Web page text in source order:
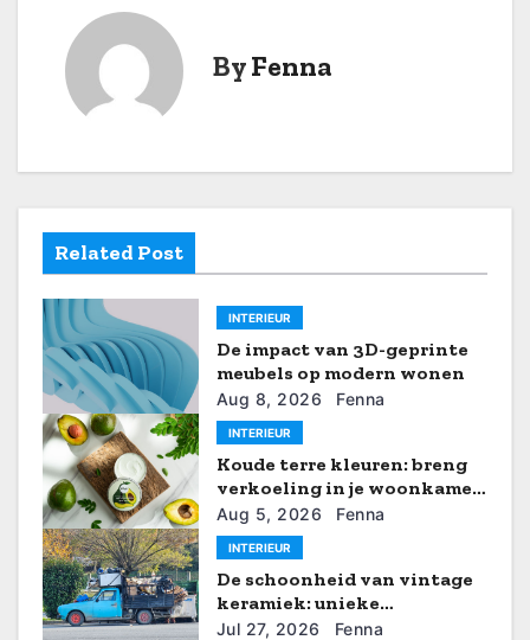
t
a
v
i
g
a
t
i
e
ByFenna
Related Post
INTERIEUR
De impact van 3D-geprinte
meubels op modern wonen
Aug 8, 2026 Fenna
INTERIEUR
Koude terre kleuren: breng
verkoeling in je woonkamer
met de nieuwste verftrends
Aug 5, 2026 Fenna
INTERIEUR
De schoonheid van vintage
keramiek: unieke
decoratieve ideeën
Jul 27, 2026 Fenna